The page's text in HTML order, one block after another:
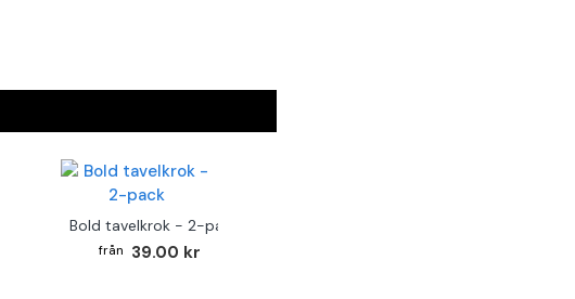
Bold tavelkrok - 2-pack
39.00 kr